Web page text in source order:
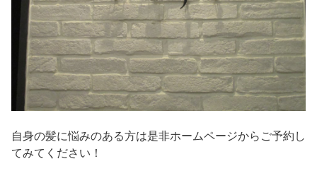
自身の髪に悩みのある方は是非ホームページからご予約し
てみてください！